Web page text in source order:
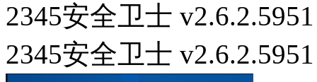
2345安全卫士 v2.6.2.5951
2345安全卫士 v2.6.2.5951